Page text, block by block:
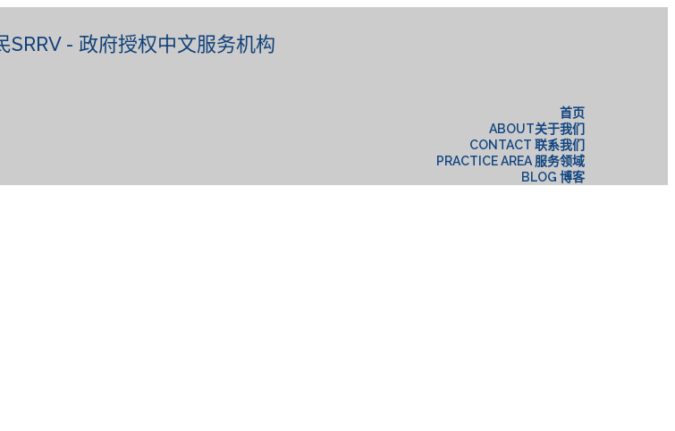
SRRV - 政府授权中文服务机构
首页
ABOUT关于我们
CONTACT 联系我们
PRACTICE AREA 服务领域
BLOG 博客